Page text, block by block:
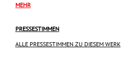
MEHR
PRESSESTIMMEN
ALLE PRESSESTIMMEN ZU DIESEM WERK